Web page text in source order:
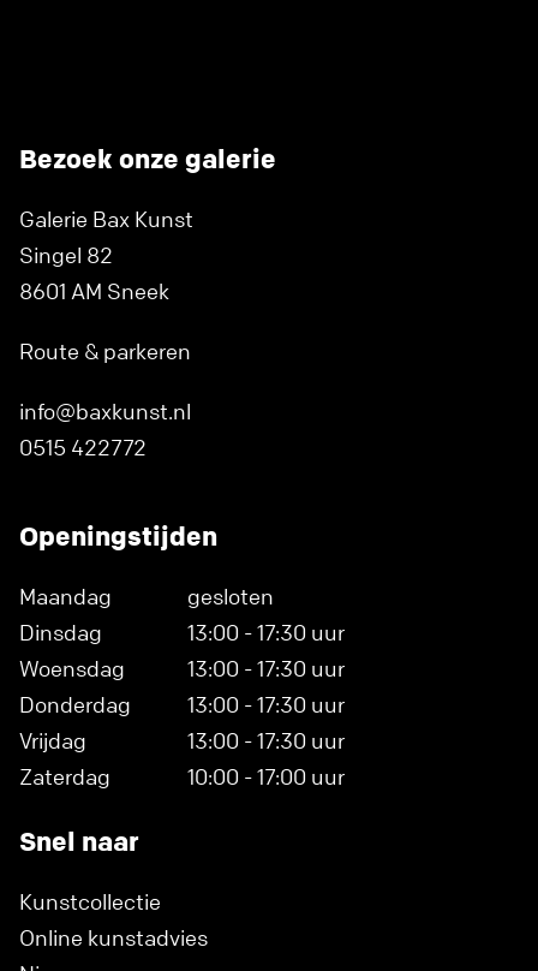
Bezoek onze galerie
Galerie Bax Kunst
Singel 82
8601 AM Sneek
Route & parkeren
info@baxkunst.nl
0515 422772
Openingstijden
Maandag
gesloten
Dinsdag
13:00 - 17:30 uur
Woensdag
13:00 - 17:30 uur
Donderdag
13:00 - 17:30 uur
Vrijdag
13:00 - 17:30 uur
Zaterdag
10:00 - 17:00 uur
Snel naar
Kunstcollectie
Online kunstadvies